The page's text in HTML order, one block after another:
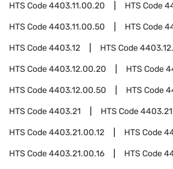
HTS Code4403.11.00.20 HTS Code
HTS Code4403.11.00.50 HTS Code
HTS Code4403.12 HTS Code
HTS Code4403.12.00.20 HTS Code
HTS Code4403.12.00.50 HTS Code
HTS Code4403.21 HTS Code
HTS Code4403.21.00.12 HTS Code
HTS Code4403.21.00.16 HTS Code